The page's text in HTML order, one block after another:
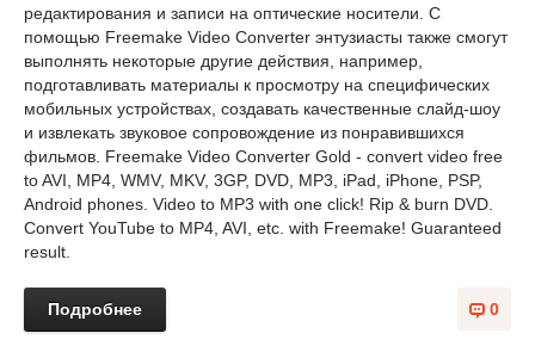
редактирования и записи на оптические носители. С
помощью Freemake Video Converter энтузиасты также смогут
выполнять некоторые другие действия, например,
подготавливать материалы к просмотру на специфических
мобильных устройствах, создавать качественные слайд-шоу
и извлекать звуковое сопровождение из понравившихся
фильмов. Freemake Video Converter Gold - convert video free
to AVI, MP4, WMV, MKV, 3GP, DVD, MP3, iPad, iPhone, PSP,
Android phones. Video to MP3 with one click! Rip & burn DVD.
Convert YouTube to MP4, AVI, etc. with Freemake! Guaranteed
result.
0
Подробнее